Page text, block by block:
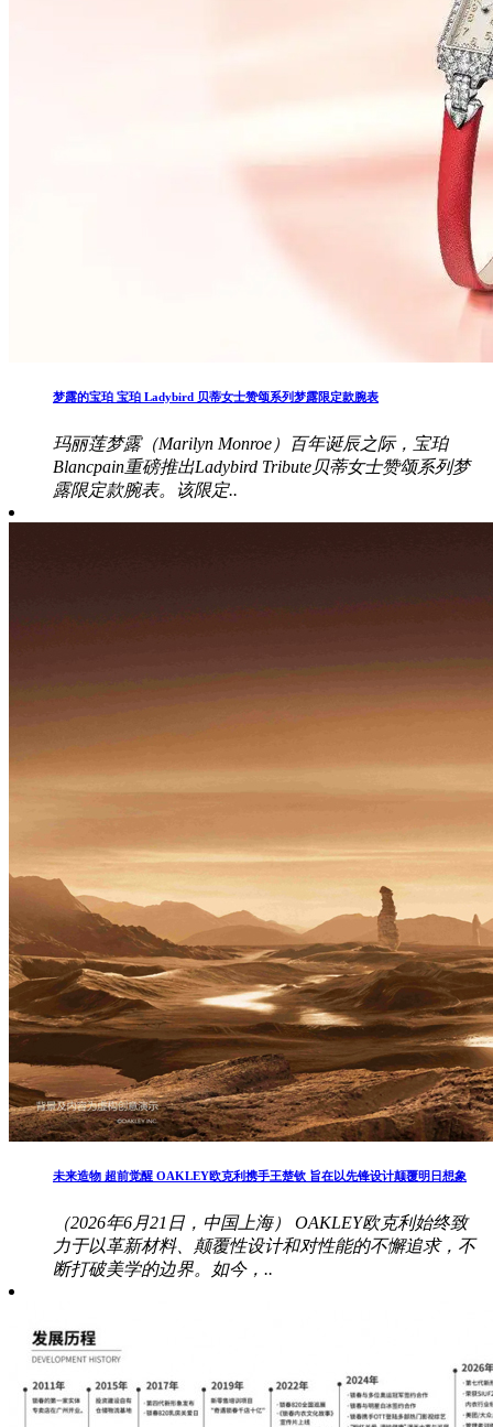
梦露的宝珀 宝珀 Ladybird 贝蒂女士赞颂系列梦露限定款腕表
玛丽莲梦露（Marilyn Monroe）百年诞辰之际，宝珀
Blancpain重磅推出Ladybird Tribute贝蒂女士赞颂系列梦
露限定款腕表。该限定..
未来造物 超前觉醒 OAKLEY欧克利携手王楚钦 旨在以先锋设计颠覆明日想象
（2026年6月21日，中国上海） OAKLEY欧克利始终致
力于以革新材料、颠覆性设计和对性能的不懈追求，不
断打破美学的边界。如今，..